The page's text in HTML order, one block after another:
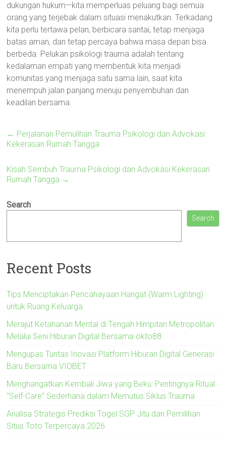
dukungan hukum—kita memperluas peluang bagi semua
orang yang terjebak dalam situasi menakutkan. Terkadang
kita perlu tertawa pelan, berbicara santai, tetap menjaga
batas aman, dan tetap percaya bahwa masa depan bisa
berbeda. Pelukan psikologi trauma adalah tentang
kedalaman empati yang membentuk kita menjadi
komunitas yang menjaga satu sama lain, saat kita
menempuh jalan panjang menuju penyembuhan dan
keadilan bersama.
← Perjalanan Pemulihan Trauma Psikologi dan Advokasi
Kekerasan Rumah Tangga
Kisah Sembuh Trauma Psikologi dan Advokasi Kekerasan
Rumah Tangga →
Search
Search
Recent Posts
Tips Menciptakan Pencahayaan Hangat (Warm Lighting)
untuk Ruang Keluarga
Merajut Ketahanan Mental di Tengah Himpitan Metropolitan
Melalui Seni Hiburan Digital Bersama okto88
Mengupas Tuntas Inovasi Platform Hiburan Digital Generasi
Baru Bersama VIOBET
Menghangatkan Kembali Jiwa yang Beku: Pentingnya Ritual
“Self-Care” Sederhana dalam Memutus Siklus Trauma
Analisa Strategis Prediksi Togel SGP Jitu dan Pemilihan
Situs Toto Terpercaya 2026